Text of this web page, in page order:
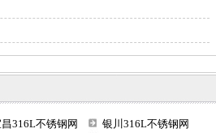
316L不锈钢网 银川316L不锈钢网